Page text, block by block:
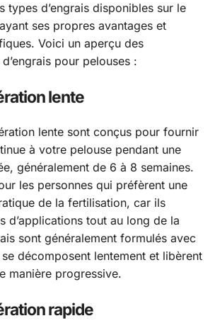
types d’engrais disponibles sur le
ses propres avantages et
Voici un aperçu des
pour pelouses :
lente
lente sont conçus pour fournir
à votre pelouse pendant une
généralement de 6 à 8 semaines.
les personnes qui préfèrent une
de la fertilisation, car ils
d’applications tout au long de la
sont généralement formulés avec
décomposent lentement et libèrent
manière progressive.
rapide